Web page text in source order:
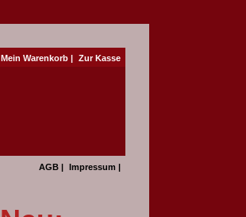
Mein Warenkorb | Zur Kasse
AGB | Impressum |